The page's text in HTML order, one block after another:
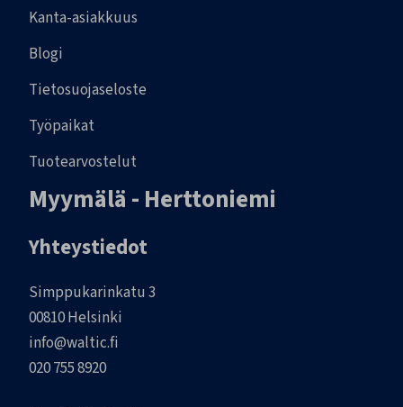
Kanta-asiakkuus
Blogi
Tietosuojaseloste
Työpaikat
Tuotearvostelut
Myymälä - Herttoniemi
Yhteystiedot
Simppukarinkatu 3
00810 Helsinki
info@waltic.fi
020 755 8920